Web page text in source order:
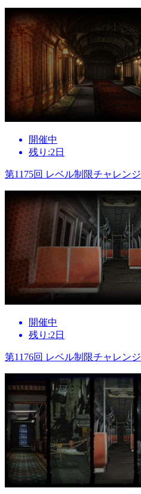
開催中
残り:2日
第1175回 レベル制限チャレンジ
開催中
残り:2日
第1176回 レベル制限チャレンジ